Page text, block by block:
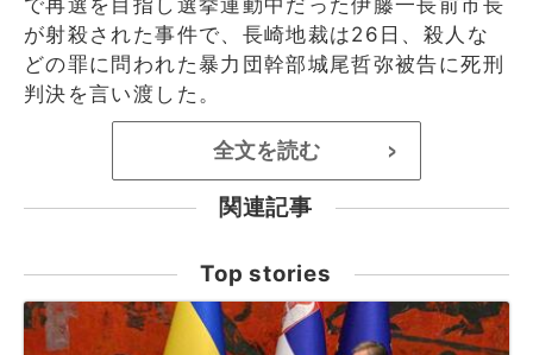
が射殺された事件で、長崎地裁は26日、殺人な
どの罪に問われた暴力団幹部城尾哲弥被告に死刑
判決を言い渡した。
全文を読む >
関連記事
Top stories